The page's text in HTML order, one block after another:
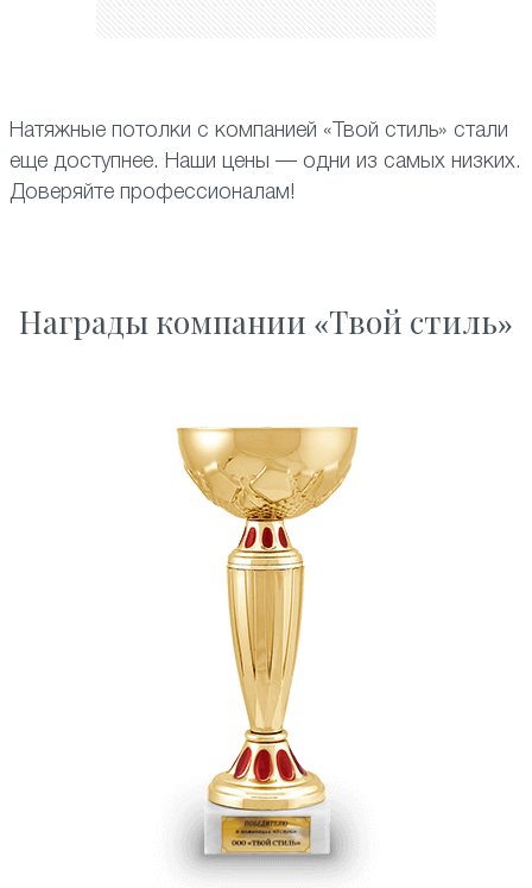
Натяжные потолки с компанией «Твой стиль» стали
еще доступнее. Наши цены — одни из самых низких.
Доверяйте профессионалам!
Награды компании «Твой стиль»